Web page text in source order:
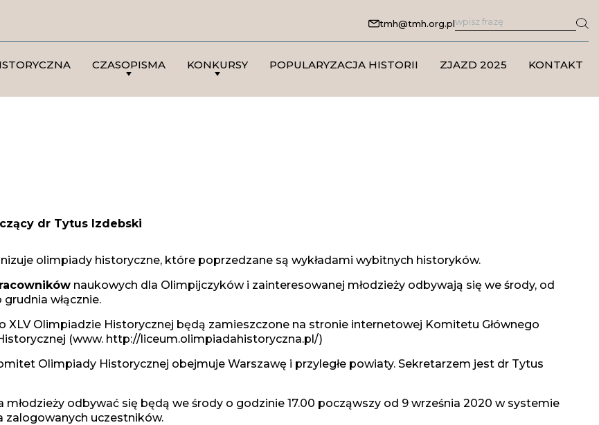
tmh@tmh.org.pl
CZASOPISMA KONKURSY POPULARYZACJA HISTORII ZJAZD 2025 KONTAKT
dr Tytus Izdebski
olimpiady historyczne, które poprzedzane są wykładami wybitnych historyków.
naukowych dla Olimpijczyków i zainteresowanej młodzieży odbywają się we środy, od
włącznie.
XLV Olimpiadzie Historycznej będą zamieszczone na stronie internetowej Komitetu Głównego
(www. http://liceum.olimpiadahistoryczna.pl/)
Olimpiady Historycznej obejmuje Warszawę i przyległe powiaty. Sekretarzem jest dr Tytus
młodzieży odbywać się będą we środy o godzinie 17.00 począwszy od 9 września 2020 w systemie
zalogowanych uczestników.